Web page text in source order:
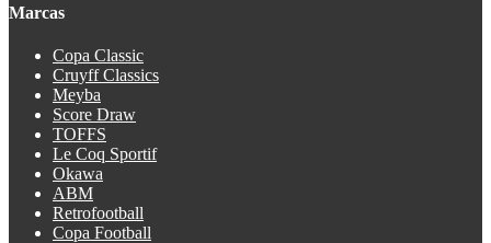
Marcas
Copa Classic
Cruyff Classics
Meyba
Score Draw
TOFFS
Le Coq Sportif
Okawa
ABM
Retrofootball
Copa Football